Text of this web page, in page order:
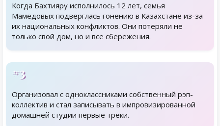
Когда Бахтияру исполнилось 12 лет, семья
Мамедовых подверглась гонению в Казахстане из-за
их национальных конфликтов. Они потеряли не
только свой дом, но и все сбережения.
#3
Организовал с одноклассниками собственный рэп-
коллектив и стал записывать в импровизированной
домашней студии первые треки.